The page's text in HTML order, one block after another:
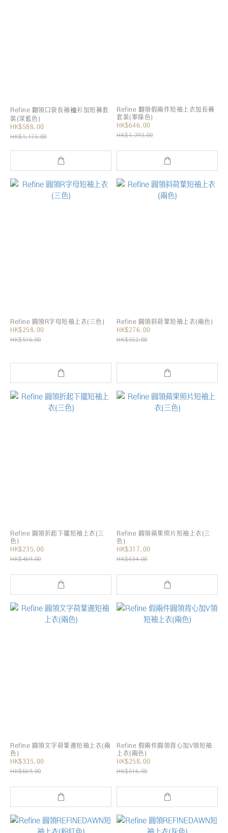
Refine 翻領口袋長袖裇衫加短褲套
裝(深藍色)
HK$588.00
HK$1,175.00
Refine 翻領假兩件短袖上衣加長褲
套裝(軍綠色)
HK$646.00
HK$1,293.00
Refine 圓領R字母短袖上衣(三色)
HK$258.00
HK$516.00
Refine 圓領斜荷葉短袖上衣(兩色)
HK$276.00
HK$552.00
Refine 圓領折起下擺短袖上衣(三
色)
HK$235.00
HK$469.00
Refine 圓領蘋果照片短袖上衣(三
色)
HK$317.00
HK$634.00
Refine 圓領文字荷葉邊短袖上衣(兩
色)
HK$335.00
HK$669.00
Refine 假兩件圓領背心加V領短袖
上衣(兩色)
HK$258.00
HK$516.00